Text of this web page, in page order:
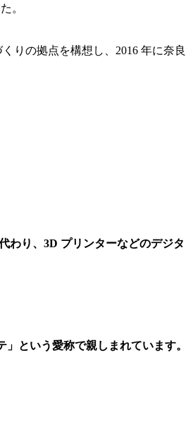
。
りの拠点を構想し、2016 年に奈良
わり、3D プリンターなどのデジタ
という愛称で親しまれています。